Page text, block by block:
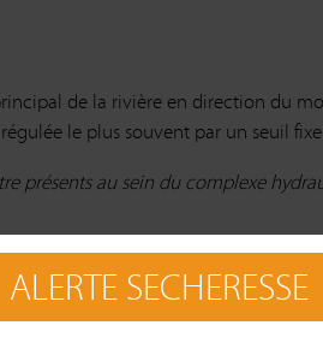
de la rivière en direction du
le plus souvent par un seuil
présents au sein du complexe
de l'entrée d'eau dans le
ALERTE SECHERESSE